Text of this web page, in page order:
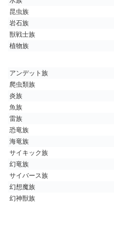
昆虫族
岩石族
獣戦士族
植物族
アンデット族
爬虫類族
炎族
魚族
雷族
恐竜族
海竜族
サイキック族
幻竜族
サイバース族
幻想魔族
幻神獣族